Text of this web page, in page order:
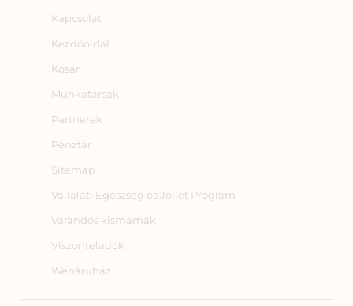
Kapcsolat
Kezdőoldal
Kosár
Munkatársak
Partnerek
Pénztár
Sitemap
Vállalati Egészség és Jóllét Program
Várandós kismamák
Viszonteladók
Webáruház